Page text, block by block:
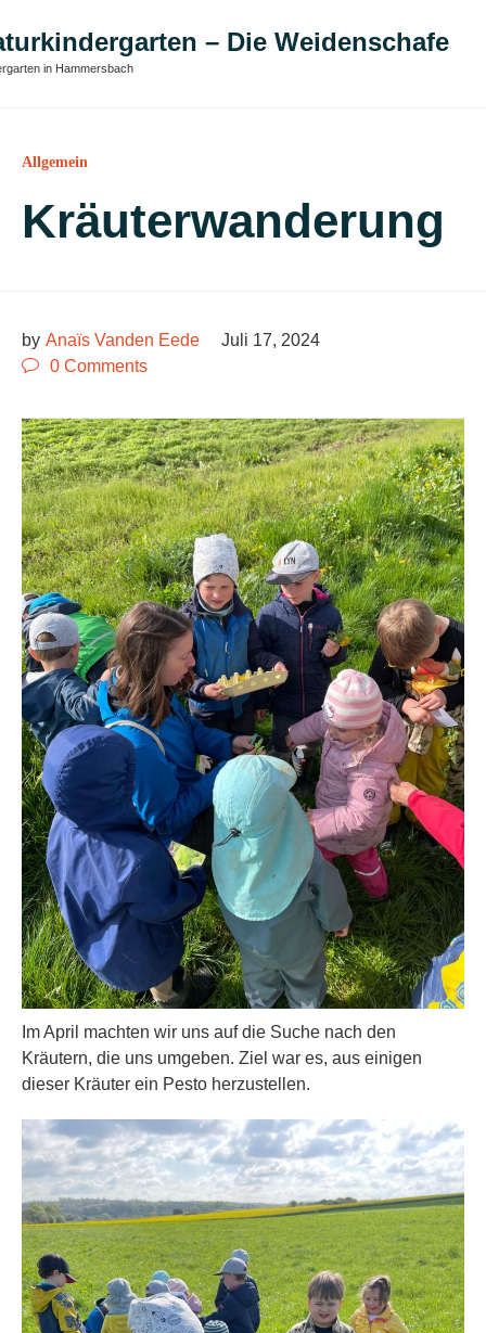
– Die Weidenschafe
in Hammersbach
Kräuterwanderung
Category
Allgemein
by Anaïs Vanden Eede Juli 17, 2024
 0 Comments
Im April machten wir uns auf die Suche nach den
Kräutern, die uns umgeben. Ziel war es, aus einigen
dieser Kräuter ein Pesto herzustellen.